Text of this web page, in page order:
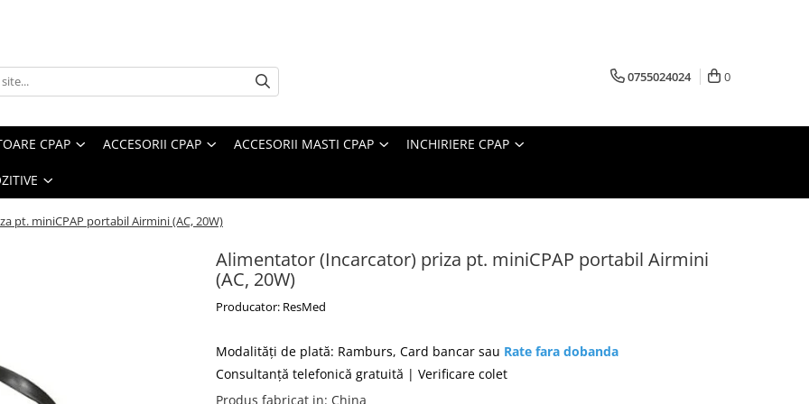
0755024024 0
CPAP ACCESORII CPAP ACCESORII MASTI CPAP INCHIRIERE CPAP
pt. miniCPAP portabil Airmini (AC, 20W)
Alimentator (Incarcator) priza pt. miniCPAP portabil Airmini
(AC, 20W)
Producator: ResMed
Modalităţi de plată: Ramburs, Card bancar sau Rate fara dobanda
Consultanţă telefonică gratuită | Verificare colet
Produs fabricat in: China